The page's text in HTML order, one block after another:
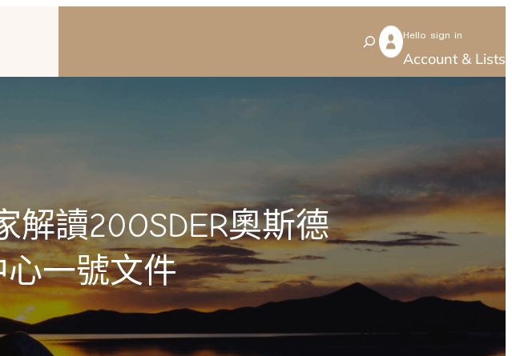
S
e
Hello sign in
Account & Lists
解讀20OSDER奧斯德
一號文件